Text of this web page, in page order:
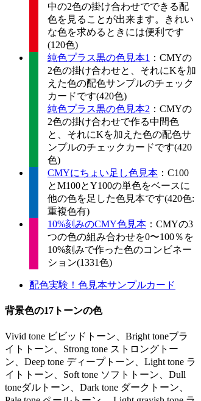
中の2色の掛け合わせでできる配
色を見ることが出来ます。きれい
な色を求めるときには便利です
(120色)
純色プラス黒の色見本1 ：CMYの
2色の掛け合わせと、それにKを加
えた色の配色サンプルのチェック
カードです(420色)
純色プラス黒の色見本2 ：CMYの
2色の掛け合わせで作る中間色
と、それにKを加えた色の配色サ
ンプルのチェックカードです(420
色)
CMYにちょい足し色見本 ：C100
とM100とY100の単色をベースに
他の色を足した色見本です(420色:
重複色有)
10%刻みのCMY色見本 ：CMYの3
つの色の組み合わせを0〜100％を
10%刻みで作った色のコンビネー
ション(1331色)
配色実験！色見本サンプルカード
背景色の17トーンの色
Vivid tone ビビッドトーン、Bright toneブラ
イトトーン、Strong tone ストロングトー
ン、Deep tone ディープトーン、Light tone ラ
イトトーン、Soft tone ソフトトーン、Dull
toneダルトーン、Dark tone ダークトーン、